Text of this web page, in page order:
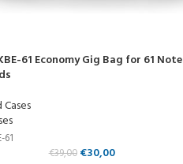
61 Economy Gig Bag for 61 Note
61
€39,00 €30,00